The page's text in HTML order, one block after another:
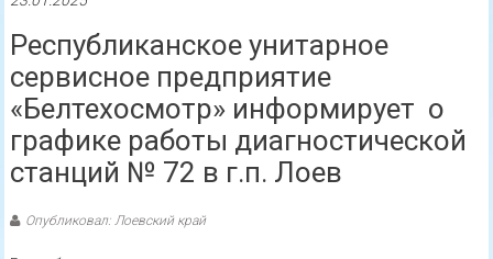
Республиканское унитарное
сервисное предприятие
«Белтехосмотр» информирует о
графике работы диагностической
станций № 72 в г.п. Лоев
Опубликовал: Лоевский край